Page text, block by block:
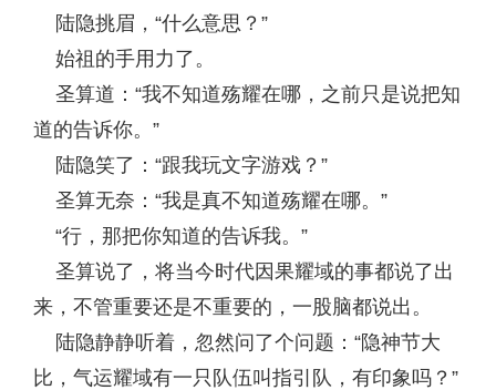
陆隐挑眉，“什么意思？”
始祖的手用力了。
圣算道：“我不知道殇耀在哪，之前只是说把知
道的告诉你。”
陆隐笑了：“跟我玩文字游戏？”
圣算无奈：“我是真不知道殇耀在哪。”
“行，那把你知道的告诉我。”
圣算说了，将当今时代因果耀域的事都说了出
来，不管重要还是不重要的，一股脑都说出。
陆隐静静听着，忽然问了个问题：“隐神节大
比，气运耀域有一只队伍叫指引队，有印象吗？”